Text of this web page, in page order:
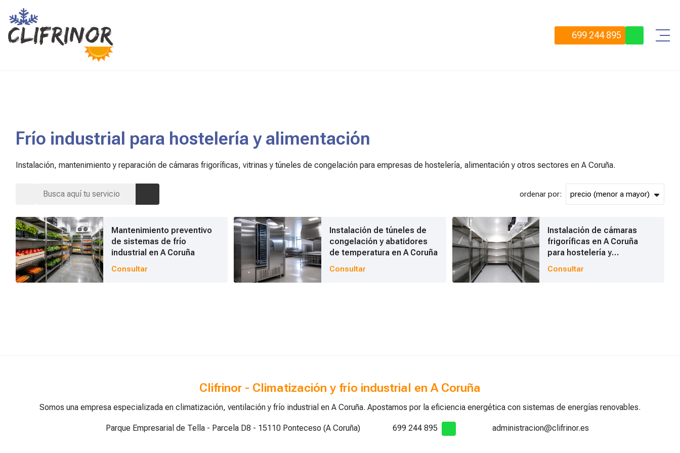
699 244 895
Frío industrial para hostelería y alimentación
Instalación, mantenimiento y reparación de cámaras frigoríficas, vitrinas y túneles de congelación para empresas de hostelería, alimentación y otros sectores en A Coruña.
ordenar por:
Todos los servicios
Climatización para viviendas y empresas
Energías renovables y aerotermia
Mantenimiento preventivo
de sistemas de frío
industrial en A Coruña
Consultar
Instalación de túneles de
congelación y abatidores
de temperatura en A Coruña
Consultar
Instalación de cámaras
frigoríficas en A Coruña
para hostelería y
alimentación
Consultar
Clifrinor - Climatización y frío industrial en A Coruña
Somos una empresa especializada en climatización, ventilación y frío industrial en A Coruña. Apostamos por la eficiencia energética con sistemas de energías renovables.
Parque Empresarial de Tella - Parcela D8 - 15110 Ponteceso (A Coruña) 699 244 895 administracion@clifrinor.es